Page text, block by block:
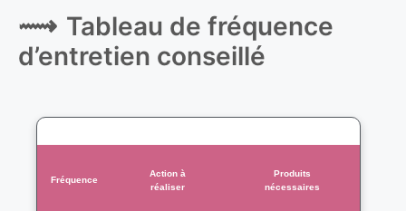
Tableau de fréquence
d’entretien conseillé
Fréquence
Action à
réaliser
Produits
nécessaires